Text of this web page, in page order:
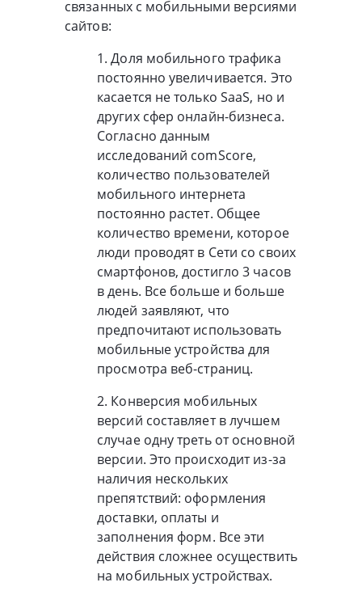
связанных с мобильными версиями
сайтов:
1. Доля мобильного трафика
постоянно увеличивается. Это
касается не только SaaS, но и
других сфер онлайн-бизнеса.
Согласно данным
исследований comScore,
количество пользователей
мобильного интернета
постоянно растет. Общее
количество времени, которое
люди проводят в Сети со своих
смартфонов, достигло 3 часов
в день. Все больше и больше
людей заявляют, что
предпочитают использовать
мобильные устройства для
просмотра веб-страниц.
2. Конверсия мобильных
версий составляет в лучшем
случае одну треть от основной
версии. Это происходит из-за
наличия нескольких
препятствий: оформления
доставки, оплаты и
заполнения форм. Все эти
действия сложнее осуществить
на мобильных устройствах.